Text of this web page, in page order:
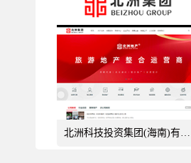
北洲科技投资集团(海南)有限公司